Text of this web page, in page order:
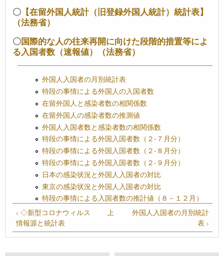
〇 【在留外国人統計（旧登録外国人統計）統計表】
（法務省）
〇国際的な人の往来再開に向けた段階的措置等によ
る入国者数（速報値）（法務省）
外国人入国者の月別統計表
特段の事情による外国人の入国者数
在留外国人と感染者数の相関係数
在留外国人の感染者数の推測値
外国人入国者数と感染者数の相関係数
特段の事情による外国入国者数（２-７月分）
特段の事情による外国入国者数（２-８月分）
特段の事情による外国入国者数（２-９月分）
日本の感染状況と外国人入国者の対比
東京の感染状況と外国人入国者の対比
特段の事情による入国者数の推計値（８－１２月）
‹ ◇新型コロナウィルス
情報源と統計表
上
外国人入国者の月別統計
表 ›